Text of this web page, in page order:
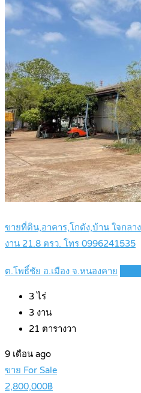
ขายที่ดิน,อาคาร,โกดัง,บ้าน ใจกลา
งาน 21.8 ตรว. โทร 0996241535
ต.โพธิ์ชัย อ.เมือง จ.หนองคาย
3 ไร่
3 งาน
21 ตารางวา
9 เดือน ago
ขาย For Sale
2,800,000฿